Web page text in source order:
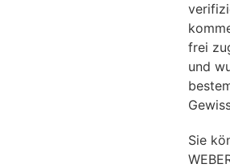
frei
und
Sie